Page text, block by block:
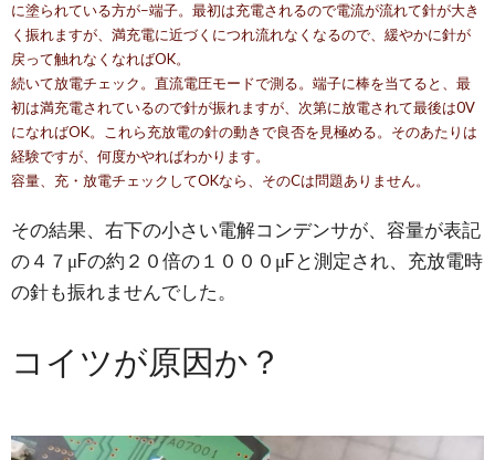
に塗られている方が−端子。最初は充電されるので電流が流れて針が大き
く振れますが、満充電に近づくにつれ流れなくなるので、緩やかに針が
戻って触れなくなればOK。
続いて放電チェック。直流電圧モードで測る。端子に棒を当てると、最
初は満充電されているので針が振れますが、次第に放電されて最後は0V
になればOK。これら充放電の針の動きで良否を見極める。そのあたりは
経験ですが、何度かやればわかります。
容量、充・放電チェックしてOKなら、そのCは問題ありません。
その結果、右下の小さい電解コンデンサが、容量が表記
の４７μFの約２０倍の１０００μFと測定され、充放電時
の針も振れませんでした。
コイツが原因か？